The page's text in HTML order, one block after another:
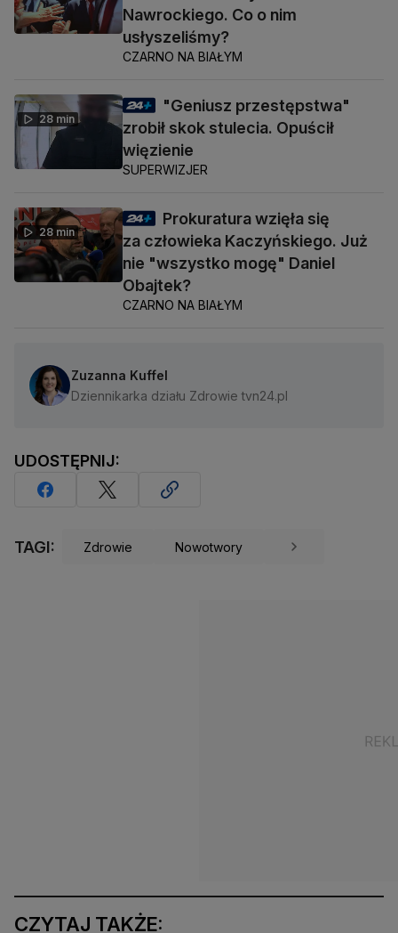
Nawrockiego. Co o nim
usłyszeliśmy?
CZARNO NA BIAŁYM
28 min
"Geniusz przestępstwa"
zrobił skok stulecia. Opuścił
więzienie
SUPERWIZJER
28 min
Prokuratura wzięła się
za człowieka Kaczyńskiego. Już
nie "wszystko mogę" Daniel
Obajtek?
CZARNO NA BIAŁYM
Zuzanna Kuffel
Dziennikarka działu Zdrowie tvn24.pl
UDOSTĘPNIJ:
TAGI: Zdrowie Nowotwory
CZYTAJ TAKŻE: